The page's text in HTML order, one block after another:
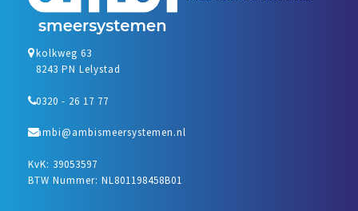
kolkweg 63
8243 PN Lelystad
0320 - 26 17 77
ambi@ambismeersystemen.nl
KvK: 39053597
BTW Nummer: NL801198458B01